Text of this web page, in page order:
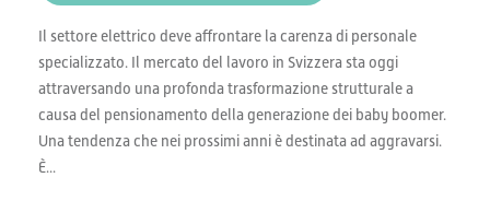
Il settore elettrico deve affrontare la carenza di personale
specializzato. Il mercato del lavoro in Svizzera sta oggi
attraversando una profonda trasformazione strutturale a
causa del pensionamento della generazione dei baby boomer.
Una tendenza che nei prossimi anni è destinata ad aggravarsi.
È...